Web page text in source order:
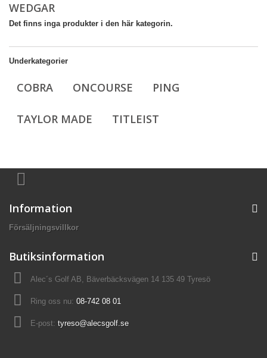
WEDGAR
Det finns inga produkter i den här kategorin.
Underkategorier
COBRA ONCOURSE PING
TAYLOR MADE TITLEIST
Information
Försäljningsvillkor
Butiksinformation
Alec´s Golf AB, Bäverbäcksvägen 14 135 49 Tyresö
Ring oss nu: 08-742 08 01
E-post: tyreso@alecsgolf.se